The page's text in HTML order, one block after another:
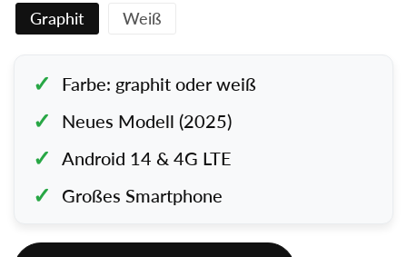
Graphit Weiß
Farbe: graphit oder weiß
Neues Modell (2025)
Android 14 & 4G LTE
Großes Smartphone